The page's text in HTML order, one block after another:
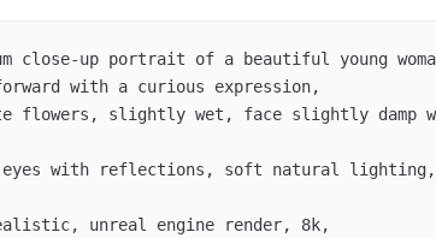
close-up portrait of a beautiful young
with a curious expression,
flowers, slightly wet, face slightly damp
with reflections, soft natural lighting,
unreal engine render, 8k,